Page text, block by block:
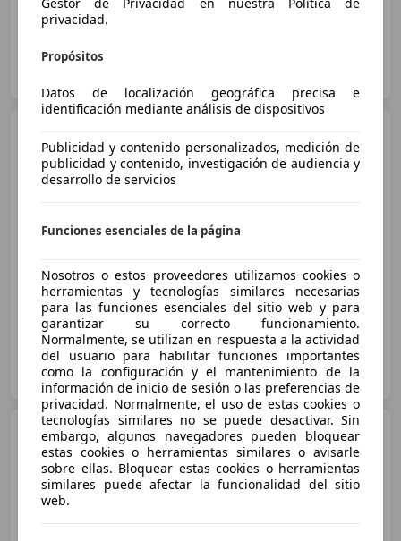
OCASIONPLUS LAS ROZAS II
200CDI BE AMG Line 7G-DCT
Sincomparación
10/2013 118.067 km Diésel 100 kW (136 CV)
OCASIONPLUS CIUDAD REAL
ES-13005 CIUDAD REAL
Mercedes-Benz A 200
200CDI BE AMG Line 7G-DCT
Gestor de Privacidad en nuestra Política de
privacidad.
Propósitos
Datos de localización geográfica precisa e
identificación mediante análisis de dispositivos
Publicidad y contenido personalizados, medición de
publicidad y contenido, investigación de audiencia y
desarrollo de servicios
Funciones esenciales de la página
Nosotros o estos proveedores utilizamos cookies o
herramientas y tecnologías similares necesarias
para las funciones esenciales del sitio web y para
garantizar su correcto funcionamiento.
Normalmente, se utilizan en respuesta a la actividad
del usuario para habilitar funciones importantes
como la configuración y el mantenimiento de la
información de inicio de sesión o las preferencias de
privacidad. Normalmente, el uso de estas cookies o
tecnologías similares no se puede desactivar. Sin
embargo, algunos navegadores pueden bloquear
estas cookies o herramientas similares o avisarle
sobre ellas. Bloquear estas cookies o herramientas
similares puede afectar la funcionalidad del sitio
web.